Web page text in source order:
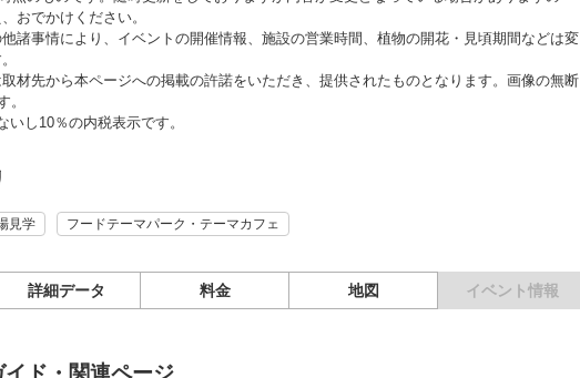
おでかけください。
諸事情により、イベントの開催情報、施設の営業時間、植物の開花・見頃期間などは変
材先から本ページへの掲載の許諾をいただき、提供されたものとなります。画像の無断
。
し10％の内税表示です。
見学 フードテーマパーク・テーマカフェ
詳細データ 料金 地図 イベント情報
ド・関連ページ